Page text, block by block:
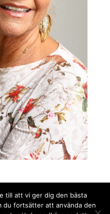
till att vi ger dig den bästa
du fortsätter att använda den